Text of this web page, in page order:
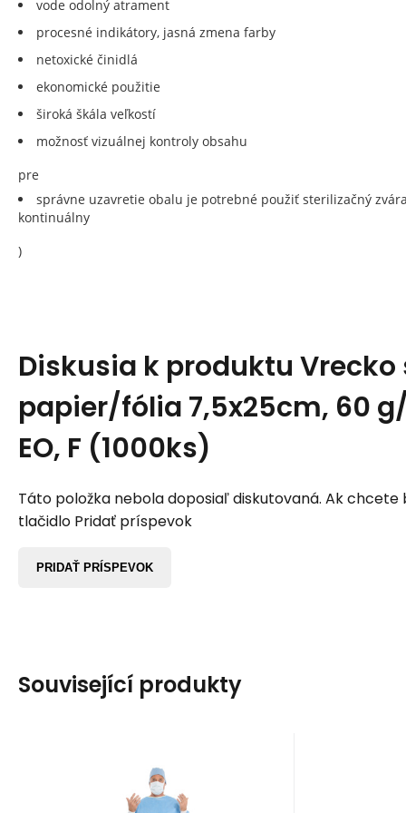
vode odolný atrament
procesné indikátory, jasná zmena farby
netoxické činidlá
ekonomické použitie
široká škála veľkostí
možnosť vizuálnej kontroly obsahu
pre
správne uzavretie obalu je potrebné použiť sterilizačný
kontinuálny
)
Diskusia k produktu
papier/fólia 7,5x25cm, 60
EO, F (1000ks)
Táto položka nebola doposiaľ diskutovaná. Ak chcete
tlačidlo Pridať príspevok
PRIDAŤ PRÍSPEVOK
Související produkty
Operační plášť SMMS
OSG0304003
8699243181625 Y22054
2.78EUR
Skladom